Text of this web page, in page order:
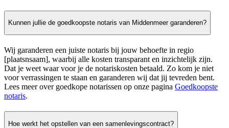
Kunnen jullie de goedkoopste notaris van Middenmeer garanderen?
Wij garanderen een juiste notaris bij jouw behoefte in regio
[plaatsnsaam], waarbij alle kosten transparant en inzichtelijk zijn.
Dat je weet waar voor je de notariskosten betaald. Zo kom je niet
voor verrassingen te staan en garanderen wij dat jij tevreden bent.
Lees meer over goedkope notarissen op onze pagina Goedkoopste
notaris.
Hoe werkt het opstellen van een samenlevingscontract?